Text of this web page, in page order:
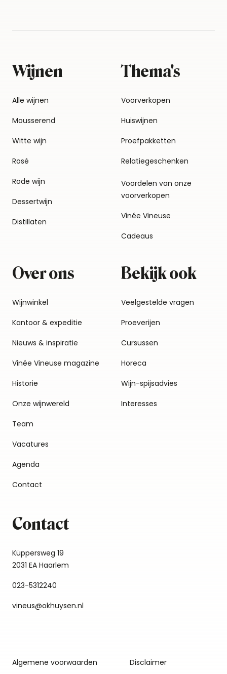
Wijnen
Alle wijnen
Mousserend
Witte wijn
Rosé
Rode wijn
Dessertwijn
Distillaten
Thema's
Voorverkopen
Huiswijnen
Proefpakketten
Relatiegeschenken
Voordelen van onze
voorverkopen
Vinée Vineuse
Cadeaus
Over ons
Wijnwinkel
Kantoor & expeditie
Nieuws & inspiratie
Vinée Vineuse magazine
Historie
Onze wijnwereld
Team
Vacatures
Agenda
Contact
Bekijk ook
Veelgestelde vragen
Proeverijen
Cursussen
Horeca
Wijn-spijsadvies
Interesses
Contact
Küppersweg 19
2031 EA Haarlem
023-5312240
vineus@okhuysen.nl
Algemene voorwaarden Disclaimer